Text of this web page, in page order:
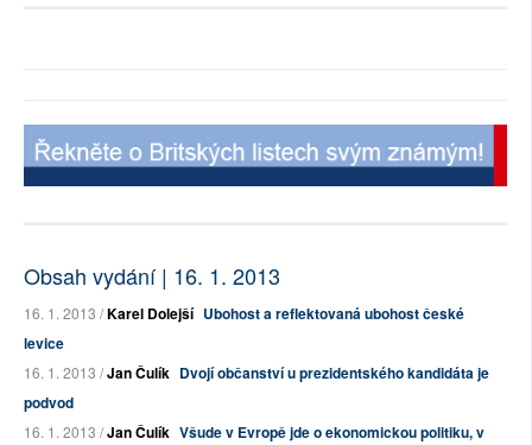
Obsah vydání | 16. 1. 2013
16. 1. 2013 /Karel Dolejší Ubohost a reflektovaná ubohost české
levice
16. 1. 2013 /Jan Čulík Dvojí občanství u prezidentského kandidáta je
podvod
16. 1. 2013 /Jan Čulík Všude v Evropě jde o ekonomickou politiku, v